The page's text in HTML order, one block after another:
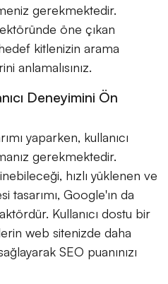
gerekmektedir.
öne çıkan
kitlenizin arama
anlamalısınız.
Deneyimini Ön
yaparken, kullanıcı
gerekmektedir.
hızlı yüklenen ve
tasarımı, Google'ın da
Kullanıcı dostu bir
web sitenizde daha
SEO puanınızı